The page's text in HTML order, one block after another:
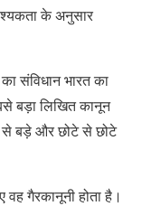
के अनुसार
संविधान भारत का
बड़ा लिखित कानून
से बड़े और छोटे से छोटे
वह गैरकानूनी होता है।